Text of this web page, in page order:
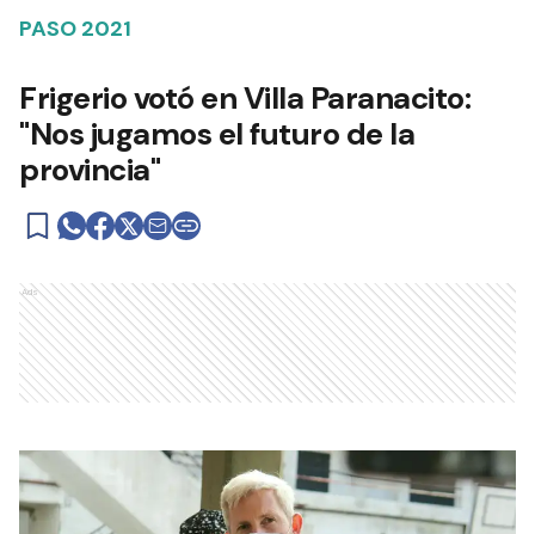
PASO 2021
Frigerio votó en Villa Paranacito:
"Nos jugamos el futuro de la
provincia"
Ads